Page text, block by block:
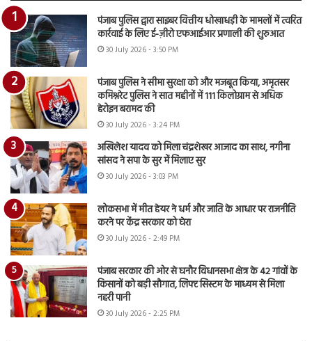
पंजाब पुलिस द्वारा साइबर वित्तीय धोखाधड़ी के मामलों में त्वरित
कार्रवाई के लिए ई-ज़ीरो एफआईआर प्रणाली की शुरुआत
30 July 2026 - 3:50 PM
पंजाब पुलिस ने सीमा सुरक्षा को और मजबूत किया, अमृतसर
कमिश्नरेट पुलिस ने सात महीनों में 111 किलोग्राम से अधिक
हेरोइन बरामद की
30 July 2026 - 3:24 PM
अखिलेश यादव को मिला चंद्रशेखर आजाद का साथ, नगीना
सांसद ने सपा के सुर में मिलाए सुर
30 July 2026 - 3:03 PM
लोकसभा में मीत हेयर ने धर्म और जाति के आधार पर राजनीति
करने पर केंद्र सरकार को घेरा
30 July 2026 - 2:49 PM
पंजाब सरकार की ओर से घनौर विधानसभा क्षेत्र के 42 गांवों के
किसानों को बड़ी सौगात, लिफ्ट सिस्टम के माध्यम से मिला
नहरी पानी
30 July 2026 - 2:25 PM